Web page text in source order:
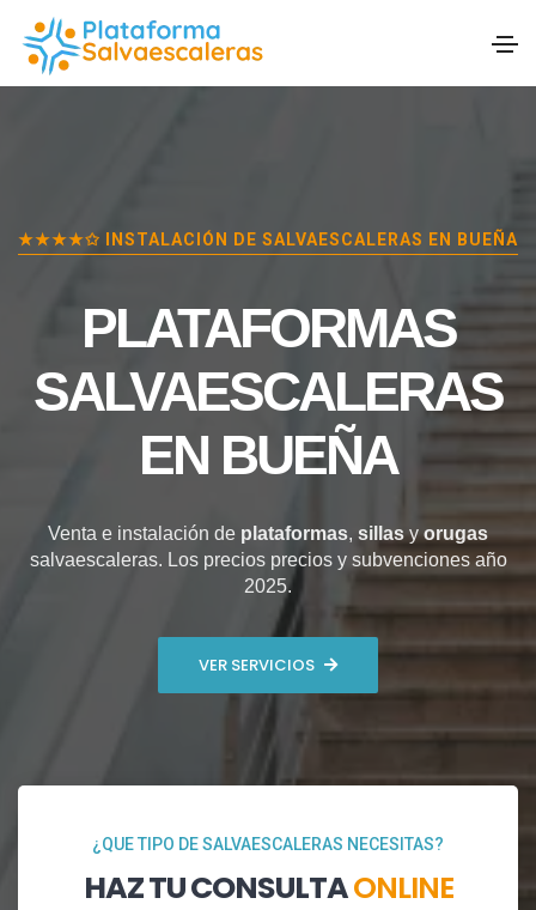
★★★★✩ INSTALACIÓN DE SALVAESCALERAS EN BUEÑA
PLATAFORMAS
SALVAESCALERAS
EN BUEÑA
Venta e instalación de plataformas, sillasy orugas
salvaescaleras. Los precios precios y subvenciones año
2025.
VER SERVICIOS
¿QUE TIPO DE SALVAESCALERAS NECESITAS?
HAZ TU CONSULTAONLINE